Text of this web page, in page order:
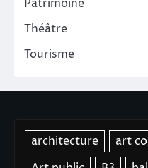
Patrimoine
Théâtre
Tourisme